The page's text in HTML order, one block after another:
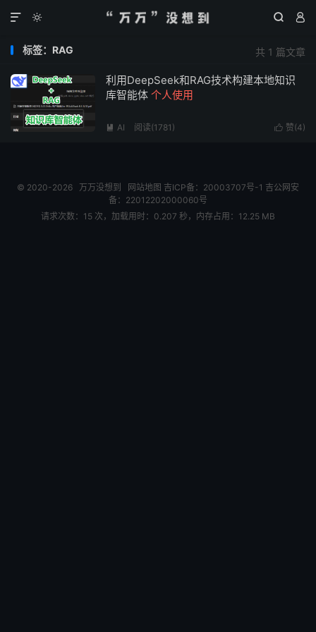
  

共 1 篇文章
标签：RAG
利用DeepSeek和RAG技术构建本地知识
库智能体 个人使用
 赞(4)
 AI 阅读(1781 )
© 2020-2026 万万没想到 网站地图 吉ICP备：20003707号-1 吉公网安
备：22012202000060号
请求次数：15 次，加载用时：0.207 秒，内存占用：12.25 MB